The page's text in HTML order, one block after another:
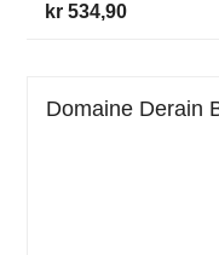
kr 534,90
Domaine Derain